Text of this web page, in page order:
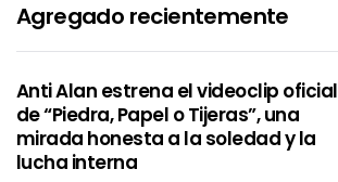
Agregado recientemente
Anti Alan estrena el videoclip oficial
de “Piedra, Papel o Tijeras”, una
mirada honesta a la soledad y la
lucha interna